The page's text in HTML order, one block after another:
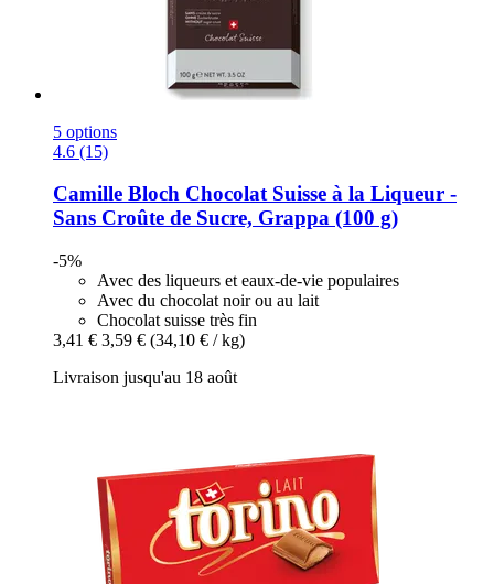
5 options
4.6 (15)
Camille Bloch Chocolat Suisse à la Liqueur -​
Sans Croûte de Sucre, Grappa (100 g)
-5%
Avec des liqueurs et eaux-de-vie populaires
Avec du chocolat noir ou au lait
Chocolat suisse très fin
3,41 € 3,59 € (34,10 € / kg)
Livraison jusqu'au 18 août